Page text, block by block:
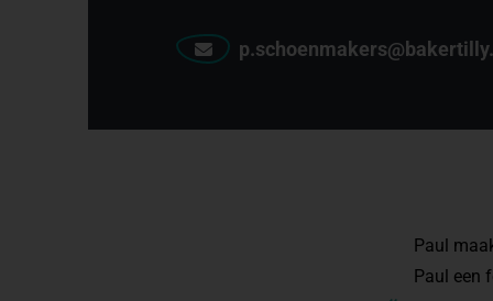
Paul
Paul een